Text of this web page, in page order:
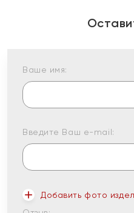
Ваше имя:
Введите Ваш e-mail:
Добавить фото